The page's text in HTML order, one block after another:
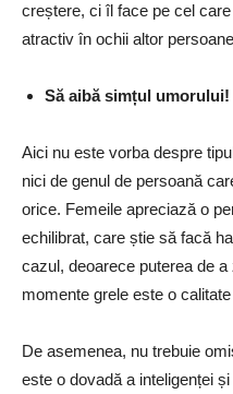
creștere, ci îl face pe cel
atractiv în ochii altor
Să aibă simțul umorului!
Aici nu este vorba despre
nici de genul de persoană
orice. Femeile apreciază o
echilibrat, care știe să facă
cazul, deoarece puterea de
momente grele este o
De asemenea, nu trebuie
este o dovadă a inteligenței